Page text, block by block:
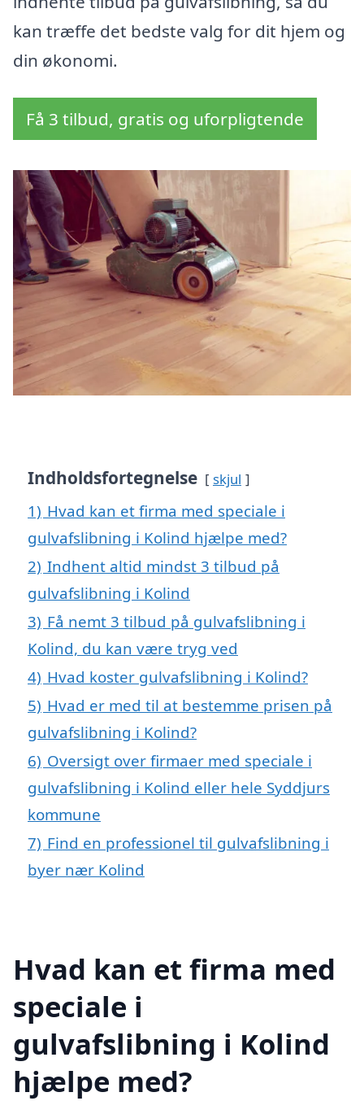
kan træffe det bedste valg for dit hjem og
din økonomi.
Få 3 tilbud, gratis og uforpligtende
Indholdsfortegnelse skjul
1) Hvad kan et firma med speciale i
gulvafslibning i Kolind hjælpe med?
2) Indhent altid mindst 3 tilbud på
gulvafslibning i Kolind
3) Få nemt 3 tilbud på gulvafslibning i
Kolind, du kan være tryg ved
4) Hvad koster gulvafslibning i Kolind?
5) Hvad er med til at bestemme prisen på
gulvafslibning i Kolind?
6) Oversigt over firmaer med speciale i
gulvafslibning i Kolind eller hele Syddjurs
kommune
7) Find en professionel til gulvafslibning i
byer nær Kolind
Hvad kan et firma med
speciale i
gulvafslibning i Kolind
hjælpe med?